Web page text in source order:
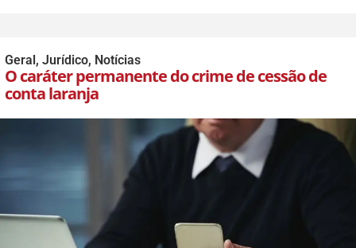
Geral, Jurídico, Notícias
O caráter permanente do crime de cessão de
conta laranja